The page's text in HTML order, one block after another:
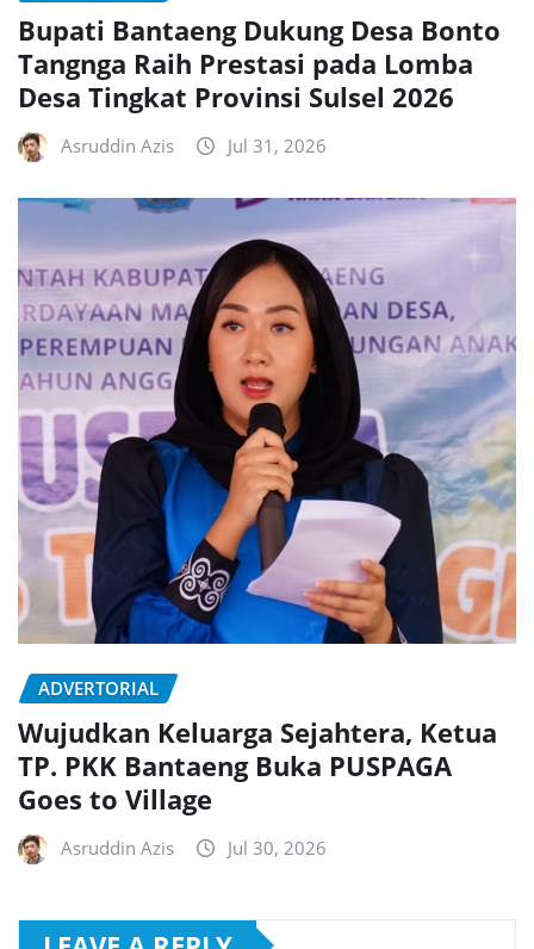
Bupati Bantaeng Dukung Desa Bonto
Tangnga Raih Prestasi pada Lomba
Desa Tingkat Provinsi Sulsel 2026
Asruddin Azis Jul 31, 2026
ADVERTORIAL
Wujudkan Keluarga Sejahtera, Ketua
TP. PKK Bantaeng Buka PUSPAGA
Goes to Village
Asruddin Azis Jul 30, 2026